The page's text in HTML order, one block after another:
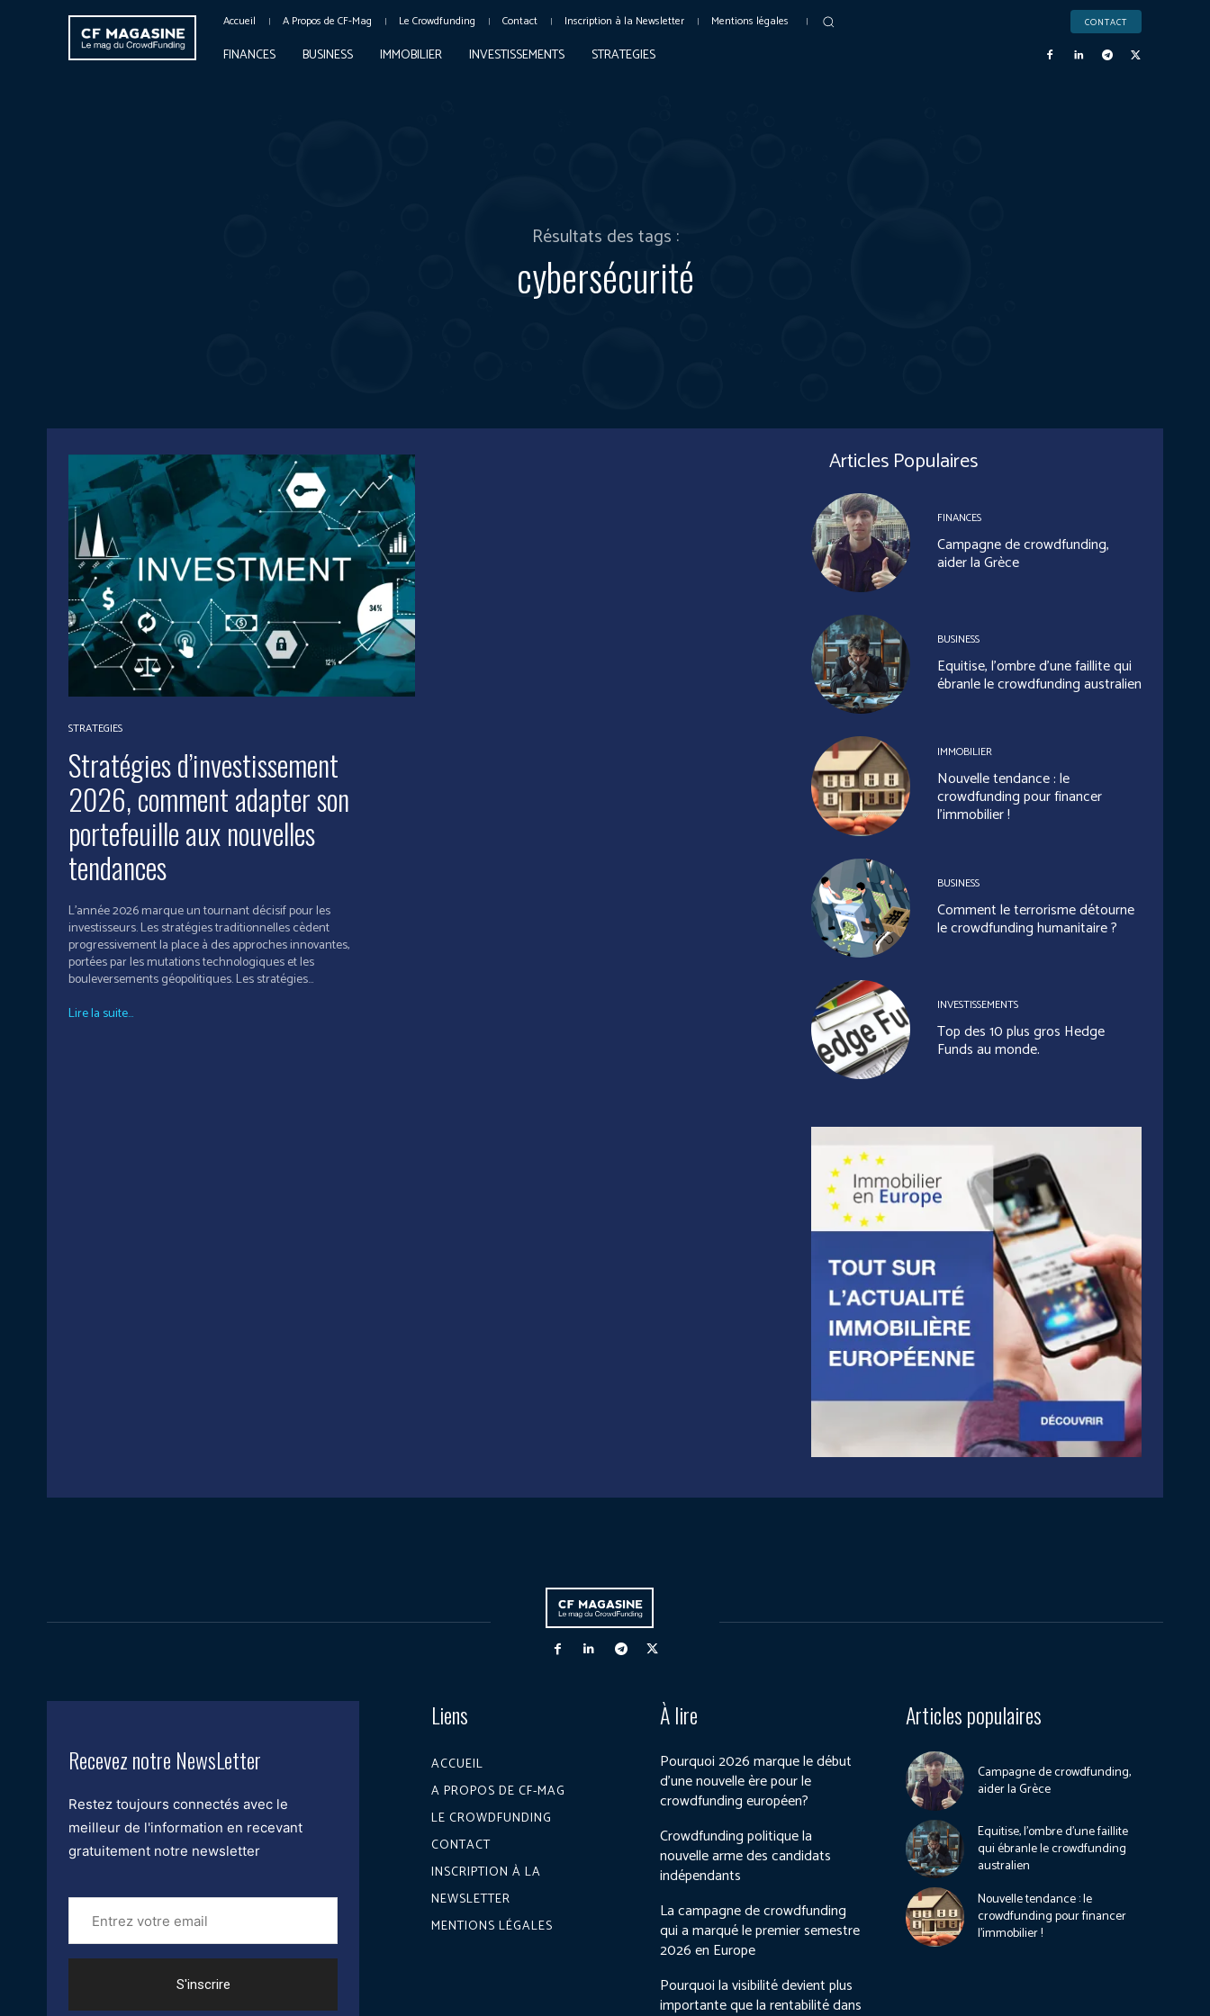
Accueil A Propos de CF-Mag Le Crowdfunding Contact Inscription à la Newsletter Mentions légales CONTACT
FINANCES BUSINESS IMMOBILIER INVESTISSEMENTS STRATEGIES
Résultats des tags :
cybersécurité
STRATEGIES
Stratégies d’investissement
2026, comment adapter son
portefeuille aux nouvelles
tendances
L'année 2026 marque un tournant décisif pour les
investisseurs. Les stratégies traditionnelles cèdent
progressivement la place à des approches innovantes,
portées par les mutations technologiques et les
bouleversements géopolitiques. Les stratégies...
Lire la suite...
Articles Populaires
FINANCES
Campagne de crowdfunding,
aider la Grèce
BUSINESS
Equitise, l’ombre d’une faillite qui
ébranle le crowdfunding australien
IMMOBILIER
Nouvelle tendance : le
crowdfunding pour financer
l’immobilier !
BUSINESS
Comment le terrorisme détourne
le crowdfunding humanitaire ?
INVESTISSEMENTS
Top des 10 plus gros Hedge
Funds au monde.
Recevez notre NewsLetter
Restez toujours connectés avec le
meilleur de l'information en recevant
gratuitement notre newsletter
Entrez
votre
email
Liens
ACCUEIL
A PROPOS DE CF-MAG
LE CROWDFUNDING
CONTACT
INSCRIPTION À LA
NEWSLETTER
MENTIONS LÉGALES
À lire
Pourquoi 2026 marque le début
d’une nouvelle ère pour le
crowdfunding européen?
Crowdfunding politique la
nouvelle arme des candidats
indépendants
La campagne de crowdfunding
qui a marqué le premier semestre
2026 en Europe
Pourquoi la visibilité devient plus
importante que la rentabilité dans
Articles populaires
Campagne de crowdfunding,
aider la Grèce
Equitise, l’ombre d’une faillite
qui ébranle le crowdfunding
australien
Nouvelle tendance : le
crowdfunding pour financer
l’immobilier !